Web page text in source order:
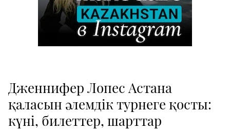
Дженнифер Лопес Астана
қаласын әлемдік турнеге қосты:
күні, билеттер, шарттар